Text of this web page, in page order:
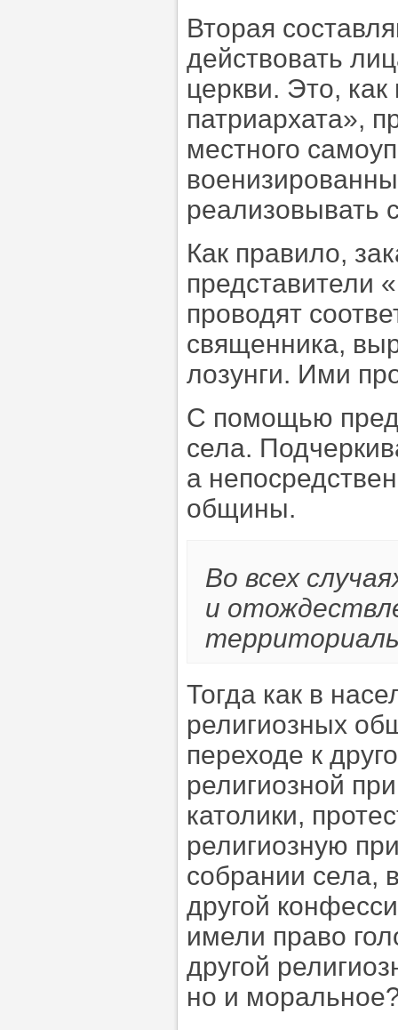
Вторая
действовать
церкви. Это,
патриархата»,
местного
реализовывать
Как правило,
представители
проводят
священника,
лозунги. Ими
С помощью
села.
а
общины.
Во всех
и
Тогда как в
религиозных
переходе к
религиозной
католики,
религиозную
собрании села,
другой
имели право
другой
но и